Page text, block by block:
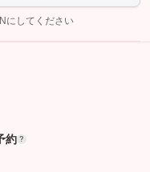
にしてください
約 ?